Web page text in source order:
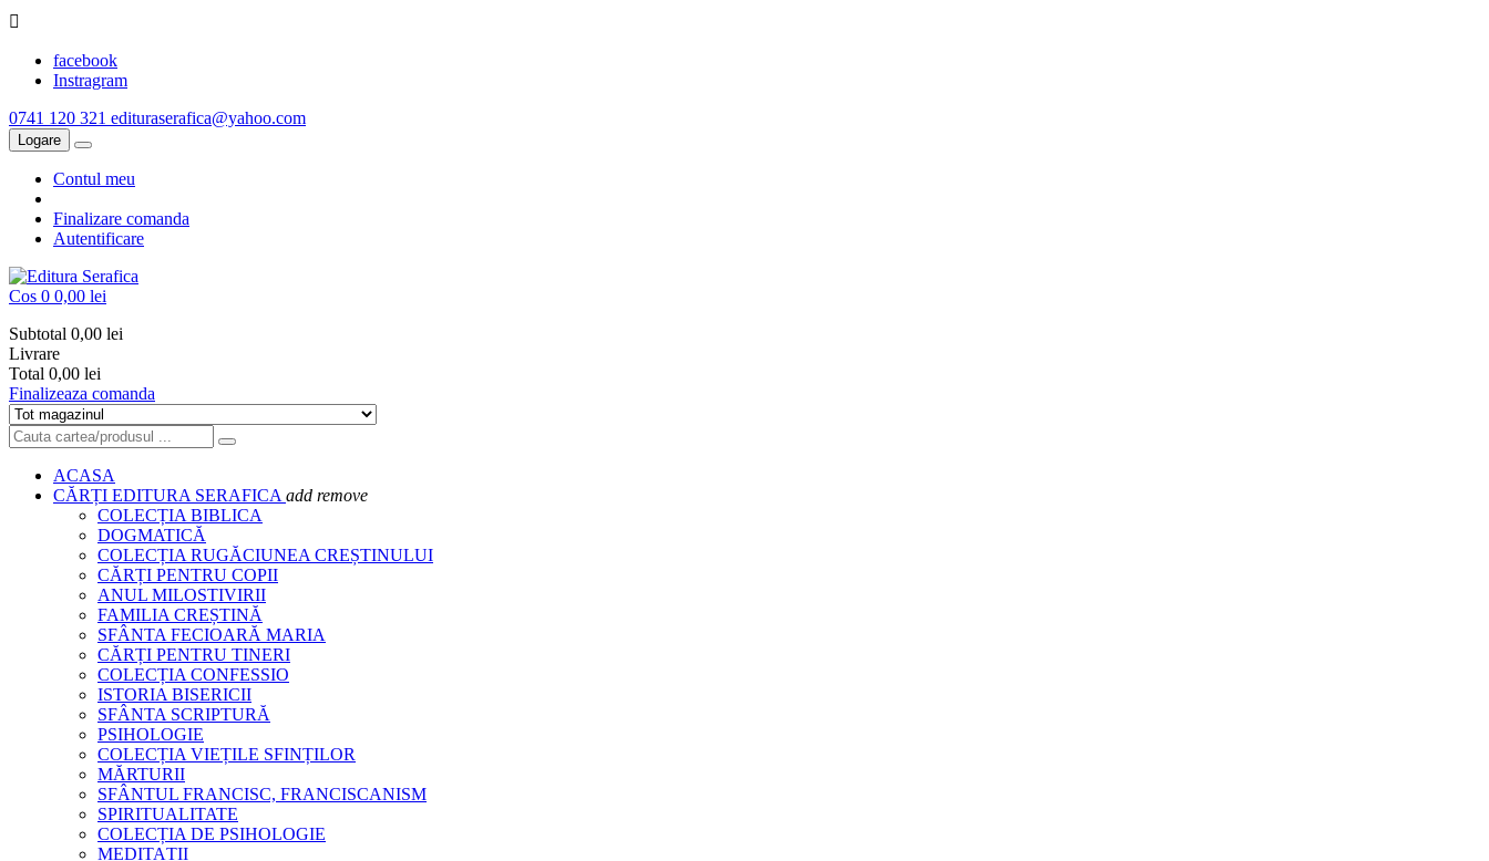

facebook
Instragram
0741 120 321 edituraserafica@yahoo.com
Logare
Contul meu
Finalizare comanda
Autentificare
Cos 0 0,00 lei
Subtotal 0,00 lei
Livrare
Total 0,00 lei
Finalizeaza comanda
ACASA
CĂRȚI EDITURA SERAFICA add remove
COLECȚIA BIBLICA
DOGMATICĂ
COLECȚIA RUGĂCIUNEA CREȘTINULUI
CĂRȚI PENTRU COPII
ANUL MILOSTIVIRII
FAMILIA CREȘTINĂ
SFÂNTA FECIOARĂ MARIA
CĂRȚI PENTRU TINERI
COLECȚIA CONFESSIO
ISTORIA BISERICII
SFÂNTA SCRIPTURĂ
PSIHOLOGIE
COLECȚIA VIEȚILE SFINȚILOR
MĂRTURII
SFÂNTUL FRANCISC, FRANCISCANISM
SPIRITUALITATE
COLECȚIA DE PSIHOLOGIE
MEDITAȚII